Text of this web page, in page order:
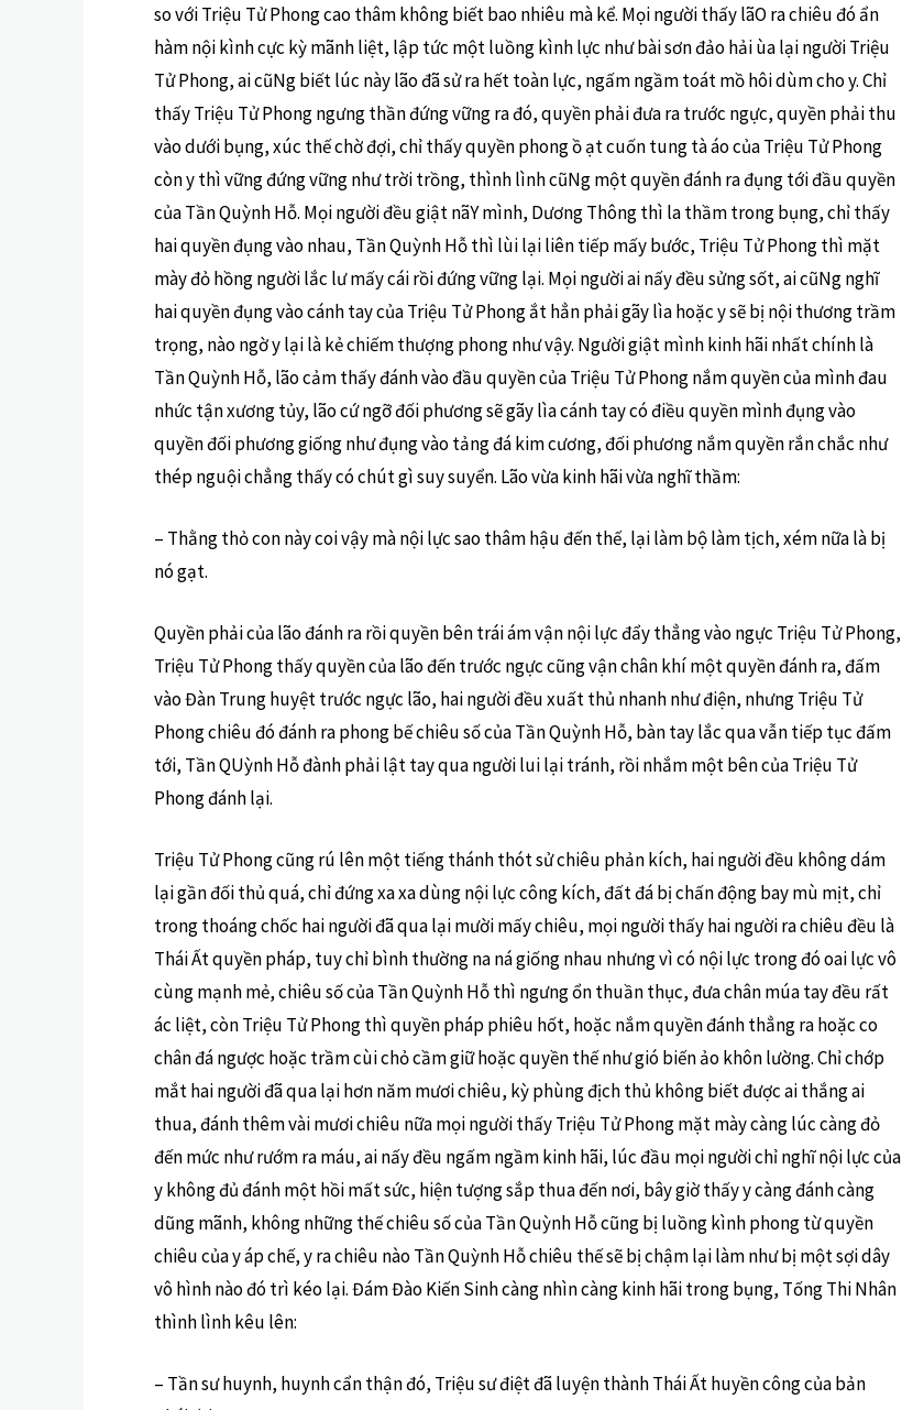
so với Triệu Tử Phong cao thâm không biết bao nhiêu mà kể. Mọi người thấy lãO ra chiêu đó ẩn
hàm nội kình cực kỳ mãnh liệt, lập tức một luồng kình lực như bài sơn đảo hải ùa lại người Triệu
Tử Phong, ai cũNg biết lúc này lão đã sử ra hết toàn lực, ngấm ngầm toát mồ hôi dùm cho y. Chỉ
thấy Triệu Tử Phong ngưng thần đứng vững ra đó, quyền phải đưa ra trước ngực, quyền phải thu
vào dưới bụng, xúc thế chờ đợi, chỉ thấy quyền phong ồ ạt cuốn tung tà áo của Triệu Tử Phong
còn y thì vững đứng vững như trời trồng, thình lình cũNg một quyền đánh ra đụng tới đầu quyền
của Tần Quỳnh Hỗ. Mọi người đều giật nãY mình, Dương Thông thì la thầm trong bụng, chỉ thấy
hai quyền đụng vào nhau, Tần Quỳnh Hỗ thì lùi lại liên tiếp mấy bước, Triệu Tử Phong thì mặt
mày đỏ hồng người lắc lư mấy cái rồi đứng vững lại. Mọi người ai nấy đều sửng sốt, ai cũNg nghĩ
hai quyền đụng vào cánh tay của Triệu Tử Phong ắt hẳn phải gãy lìa hoặc y sẽ bị nội thương trầm
trọng, nào ngờ y lại là kẻ chiếm thượng phong như vậy. Người giật mình kinh hãi nhất chính là
Tần Quỳnh Hỗ, lão cảm thấy đánh vào đầu quyền của Triệu Tử Phong nắm quyền của mình đau
nhức tận xương tủy, lão cứ ngỡ đối phương sẽ gãy lìa cánh tay có điều quyền mình đụng vào
quyền đối phương giống như đụng vào tảng đá kim cương, đối phương nắm quyền rắn chắc như
thép nguội chẳng thấy có chút gì suy suyển. Lão vừa kinh hãi vừa nghĩ thầm:
– Thằng thỏ con này coi vậy mà nội lực sao thâm hậu đến thế, lại làm bộ làm tịch, xém nữa là bị
nó gạt.
Quyền phải của lão đánh ra rồi quyền bên trái ám vận nội lực đẩy thẳng vào ngực Triệu Tử Phong,
Triệu Tử Phong thấy quyền của lão đến trước ngực cũng vận chân khí một quyền đánh ra, đấm
vào Đàn Trung huyệt trước ngực lão, hai người đều xuất thủ nhanh như điện, nhưng Triệu Tử
Phong chiêu đó đánh ra phong bế chiêu số của Tần Quỳnh Hỗ, bàn tay lắc qua vẫn tiếp tục đấm
tới, Tần QUỳnh Hỗ đành phải lật tay qua người lui lại tránh, rồi nhắm một bên của Triệu Tử
Phong đánh lại.
Triệu Tử Phong cũng rú lên một tiếng thánh thót sử chiêu phản kích, hai người đều không dám
lại gần đối thủ quá, chỉ đứng xa xa dùng nội lực công kích, đất đá bị chấn động bay mù mịt, chỉ
trong thoáng chốc hai người đã qua lại mười mấy chiêu, mọi người thấy hai người ra chiêu đều là
Thái Ất quyền pháp, tuy chỉ bình thường na ná giống nhau nhưng vì có nội lực trong đó oai lực vô
cùng mạnh mẻ, chiêu số của Tần Quỳnh Hỗ thì ngưng ổn thuần thục, đưa chân múa tay đều rất
ác liệt, còn Triệu Tử Phong thì quyền pháp phiêu hốt, hoặc nắm quyền đánh thẳng ra hoặc co
chân đá ngược hoặc trầm cùi chỏ cầm giữ hoặc quyền thế như gió biến ảo khôn lường. Chỉ chớp
mắt hai người đã qua lại hơn năm mươi chiêu, kỳ phùng địch thủ không biết được ai thắng ai
thua, đánh thêm vài mươi chiêu nữa mọi người thấy Triệu Tử Phong mặt mày càng lúc càng đỏ
đến mức như rướm ra máu, ai nấy đều ngấm ngầm kinh hãi, lúc đầu mọi người chỉ nghĩ nội lực của
y không đủ đánh một hồi mất sức, hiện tượng sắp thua đến nơi, bây giờ thấy y càng đánh càng
dũng mãnh, không những thế chiêu số của Tần Quỳnh Hỗ cũng bị luồng kình phong từ quyền
chiêu của y áp chế, y ra chiêu nào Tần Quỳnh Hỗ chiêu thế sẽ bị chậm lại làm như bị một sợi dây
vô hình nào đó trì kéo lại. Đám Đào Kiến Sinh càng nhìn càng kinh hãi trong bụng, Tống Thi Nhân
thình lình kêu lên:
– Tần sư huynh, huynh cẩn thận đó, Triệu sư điệt đã luyện thành Thái Ất huyền công của bản